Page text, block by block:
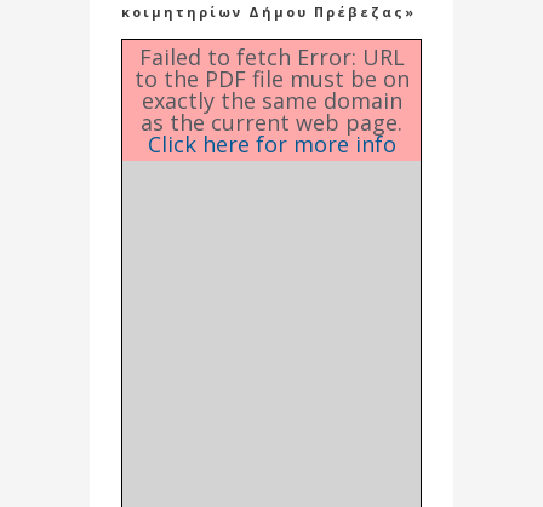
κοιμητηρίων Δήμου Πρέβεζας»
Failed to fetch Error: URL
to the PDF file must be on
exactly the same domain
as the current web page.
Click here for more info